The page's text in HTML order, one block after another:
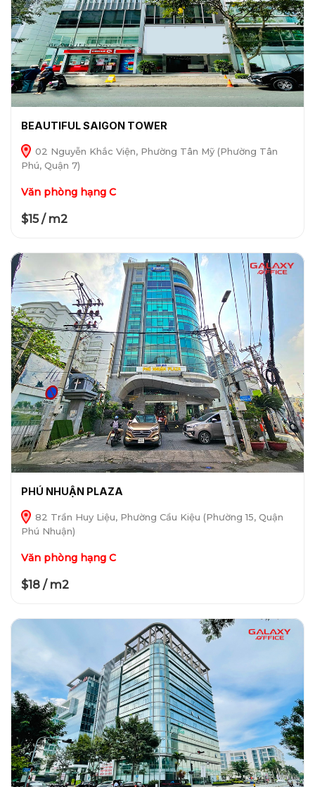
BEAUTIFUL SAIGON TOWER
02 Nguyễn Khắc Viện, Phường Tân Mỹ (Phường Tân
Phú, Quận 7)
Văn phòng hạng C
$15 / m2
PHÚ NHUẬN PLAZA
82 Trần Huy Liệu, Phường Cầu Kiệu (Phường 15, Quận
Phú Nhuận)
Văn phòng hạng C
$18 / m2